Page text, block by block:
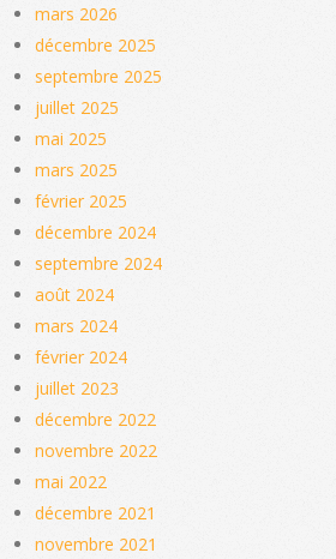
mars 2026
décembre 2025
septembre 2025
juillet 2025
mai 2025
mars 2025
février 2025
décembre 2024
septembre 2024
août 2024
mars 2024
février 2024
juillet 2023
décembre 2022
novembre 2022
mai 2022
décembre 2021
novembre 2021